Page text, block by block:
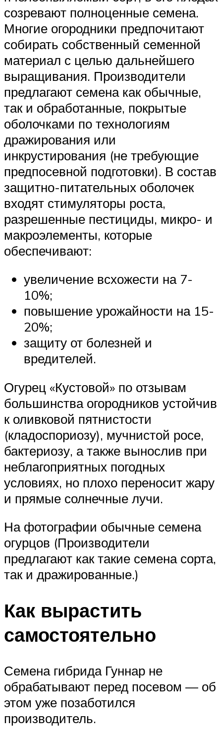
созревают полноценные семена.
Многие огородники предпочитают
собирать собственный семенной
материал с целью дальнейшего
выращивания. Производители
предлагают семена как обычные,
так и обработанные, покрытые
оболочками по технологиям
дражирования или
инкрустирования (не требующие
предпосевной подготовки). В состав
защитно-питательных оболочек
входят стимуляторы роста,
разрешенные пестициды, микро- и
макроэлементы, которые
обеспечивают:
увеличение всхожести на 7-
10%;
повышение урожайности на 15-
20%;
защиту от болезней и
вредителей.
Огурец «Кустовой» по отзывам
большинства огородников устойчив
к оливковой пятнистости
(кладоспориозу), мучнистой росе,
бактериозу, а также вынослив при
неблагоприятных погодных
условиях, но плохо переносит жару
и прямые солнечные лучи.
На фотографии обычные семена
огурцов (Производители
предлагают как такие семена сорта,
так и дражированные.)
Как вырастить
самостоятельно
Семена гибрида Гуннар не
обрабатывают перед посевом — об
этом уже позаботился
производитель.